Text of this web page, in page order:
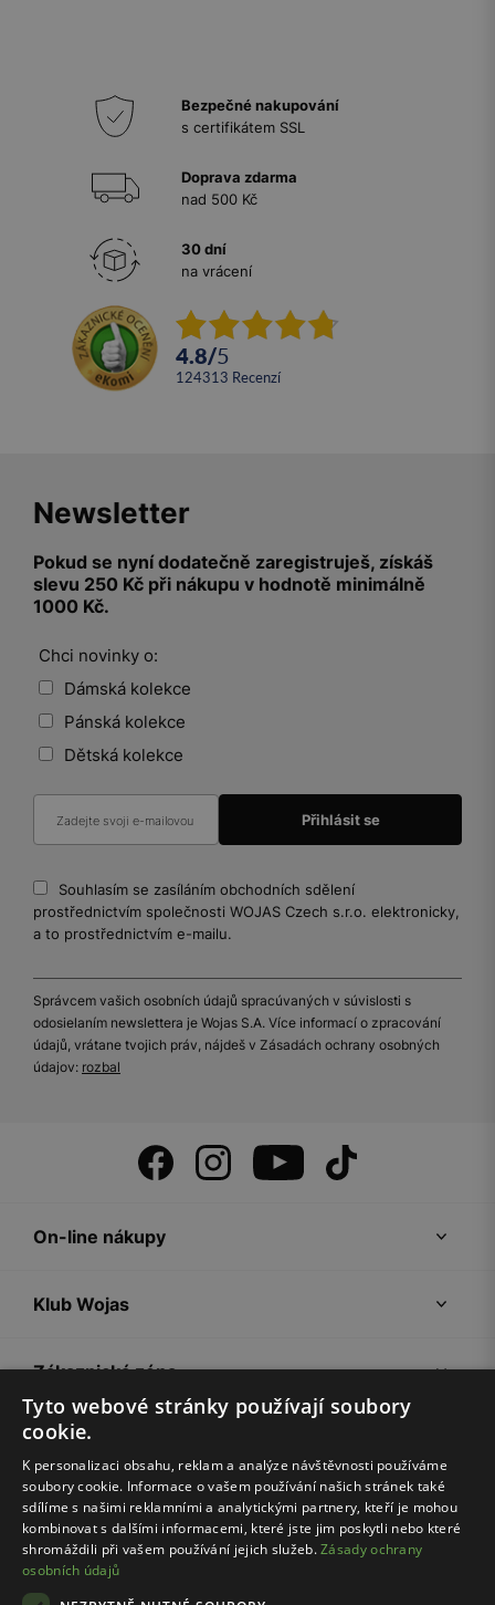
Bezpečné nakupování
s certifikátem SSL
Doprava zdarma
nad 500 Kč
30 dní
na vrácení
4.8/5
124313 recenzí
Newsletter
Pokud se nyní dodatečně zaregistruješ, získáš
slevu 250 Kč při nákupu v hodnotě minimálně
1000 Kč.
Chci novinky o:
Dámská kolekce
Pánská kolekce
Dětská kolekce
Souhlasím se zasíláním obchodních sdělení
prostřednictvím společnosti WOJAS Czech s.r.o. elektronicky,
a to prostřednictvím e-mailu.
Správcem vašich osobních údajů spracúvaných v súvislosti s
odosielaním newslettera je Wojas S.A. Více informací o zpracování
údajů, vrátane tvojich práv, nájdeš v Zásadách ochrany osobných
údajov: rozbal
On-line nákupy
Klub Wojas
Zákaznická zóna
Společnost Wojas
Rady
Tyto webové stránky používají soubory
cookie.
K personalizaci obsahu, reklam a analýze návštěvnosti používáme
soubory cookie. Informace o vašem používání našich stránek také
sdílíme s našimi reklamními a analytickými partnery, kteří je mohou
kombinovat s dalšími informacemi, které jste jim poskytli nebo které
shromáždili při vašem používání jejich služeb.Zásady ochrany
osobních údajů